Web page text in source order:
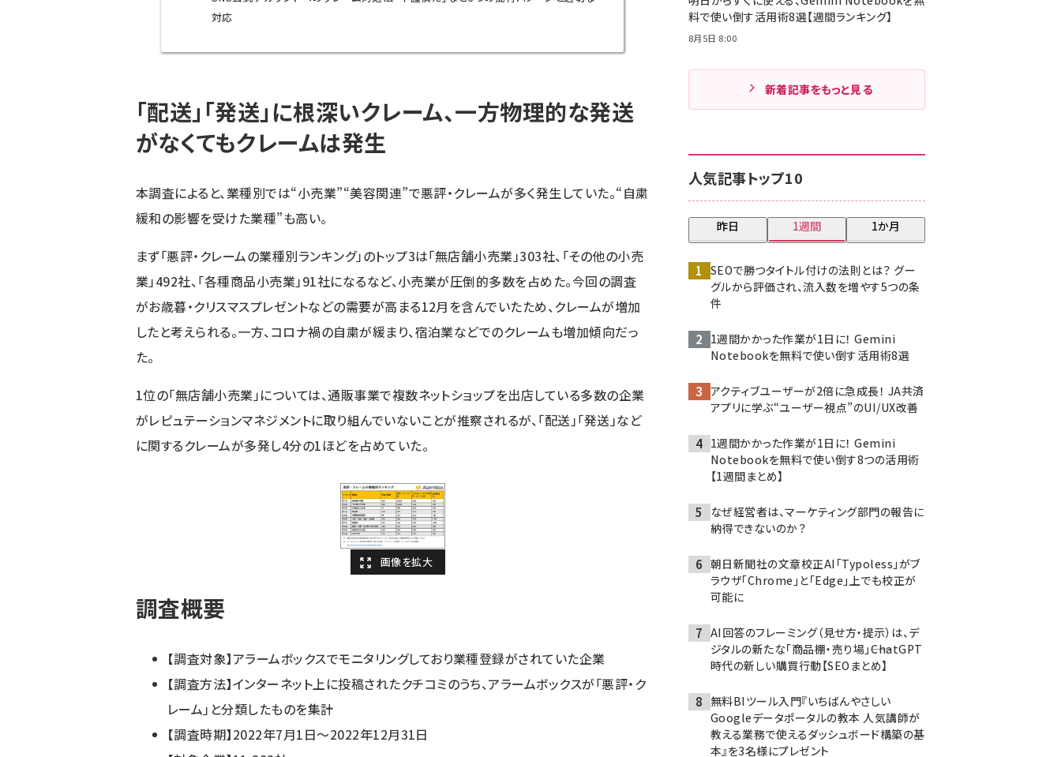
対応
「配送」「発送」に根深いクレーム、一方物理的な発送
がなくてもクレームは発生
本調査によると、業種別では“小売業”“美容関連”で悪評・クレームが多く発生していた。“自粛
緩和の影響を受けた業種”も高い。
まず「悪評・クレームの業種別ランキング」のトップ3は「無店舗小売業」303社、「その他の小売
業」492社、「各種商品小売業」91社になるなど、小売業が圧倒的多数を占めた。今回の調査
がお歳暮・クリスマスプレゼントなどの需要が高まる12月を含んでいたため、クレームが増加
したと考えられる。一方、コロナ禍の自粛が緩まり、宿泊業などでのクレームも増加傾向だっ
た。
1位の「無店舗小売業」については、通販事業で複数ネットショップを出店している多数の企業
がレピュテーションマネジメントに取り組んでいないことが推察されるが、「配送」「発送」など
に関するクレームが多発し4分の1ほどを占めていた。
調査概要
【調査対象】アラームボックスでモニタリングしており業種登録がされていた企業
【調査方法】インターネット上に投稿されたクチコミのうち、アラームボックスが「悪評・ク
レーム」と分類したものを集計
【調査時期】2022年7月1日～2022年12月31日
料で使い倒す活用術8選【週間ランキング】
8月5日 8:00
新着記事をもっと見る
人気記事トップ10
昨日 1週間 1か月
SEOで勝つタイトル付けの法則とは？ グー
グルから評価され、流入数を増やす5つの条
件
1週間かかった作業が1日に！ Gemini
Notebookを無料で使い倒す活用術8選
アクティブユーザーが2倍に急成長！ JA共済
アプリに学ぶ“ユーザー視点”のUI/UX改善
1週間かかった作業が1日に！ Gemini
Notebookを無料で使い倒す8つの活用術
【1週間まとめ】
なぜ経営者は、マーケティング部門の報告に
納得できないのか？
朝日新聞社の文章校正AI「Typoless」がブ
ラウザ「Chrome」と「Edge」上でも校正が
可能に
AI回答のフレーミング（見せ方・提示）は、デ
ジタルの新たな「商品棚・売り場」――ChatGPT
時代の新しい購買行動【SEOまとめ】
無料BIツール入門『いちばんやさしい
Googleデータポータルの教本 人気講師が
教える業務で使えるダッシュボード構築の基
本』を3名様にプレゼント